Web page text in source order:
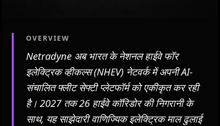
OVERVIEW
Netradyne अब भारत के नेशनल हाईवे फॉर
इलेक्ट्रिक व्हीकल्स (NHEV) नेटवर्क में अपनी AI-
संचालित फ्लीट सेफ्टी प्लेटफॉर्म को एकीकृत कर रही
है। 2027 तक 26 हाईवे कॉरिडोर की निगरानी के
साथ, यह साझेदारी वाणिज्यिक इलेक्ट्रिक माल ढुलाई